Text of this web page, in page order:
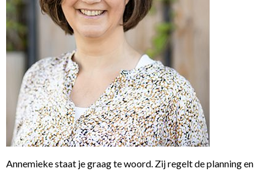
Annemieke staat je graag te woord. Zij regelt de planning en